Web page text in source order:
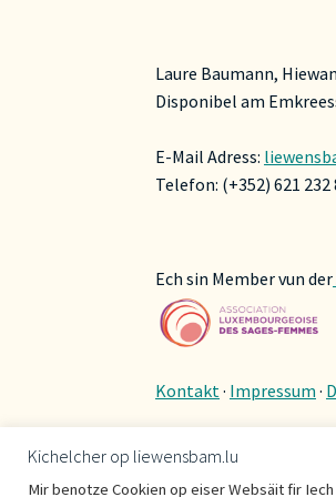
Laure Baumann, Hiewan
Disponibel am
E-Mail Adress:
Telefon: (+352) 621 232
Ech sin Member vun der
Kontakt · Impressum ·
Kichelcher op liewensbam.lu
Mir benotze Cookien op eiser Websäit fir